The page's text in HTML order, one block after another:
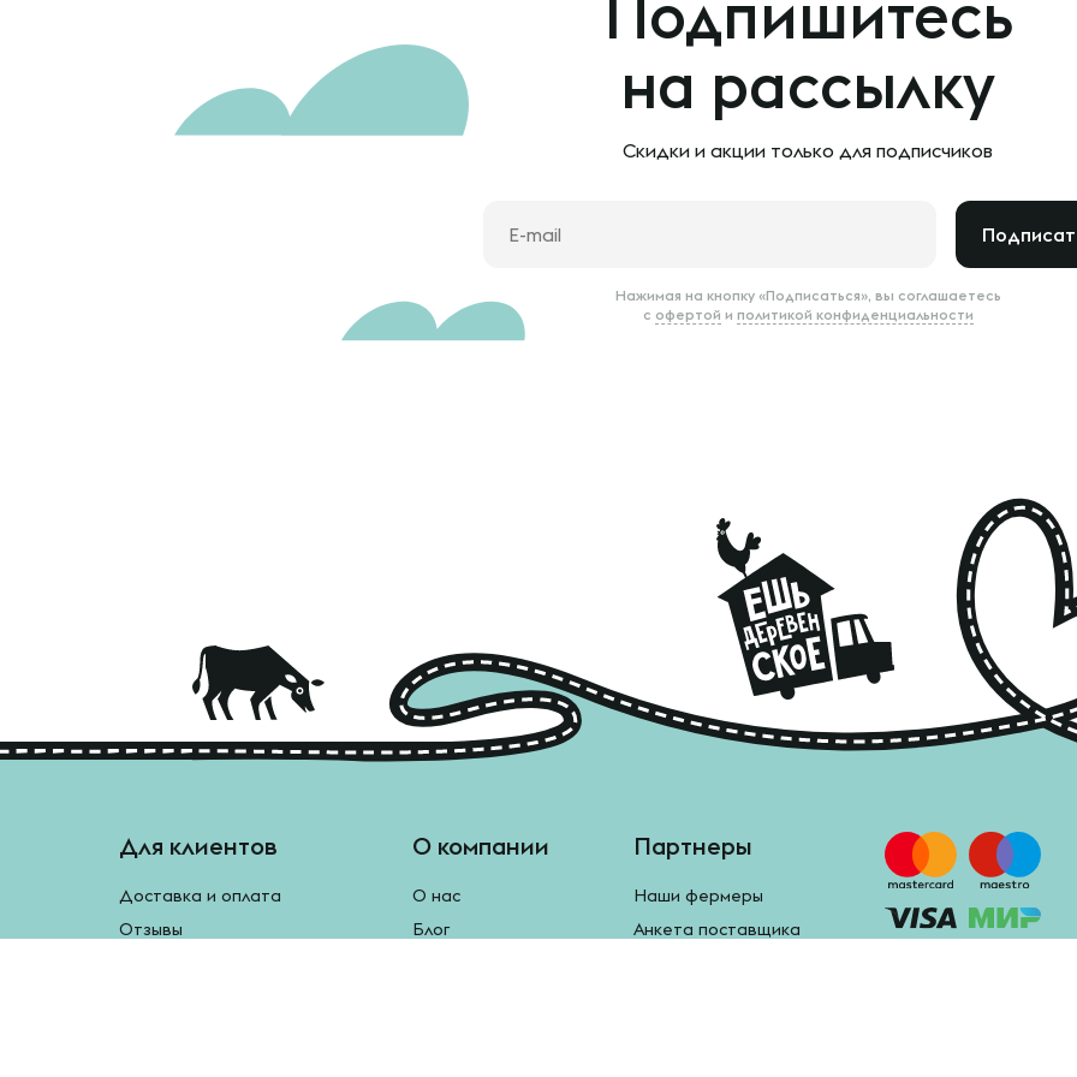
Подпишитесь
на рассылку
Скидки и акции только для подписчиков
Нажимая на кнопку «Подписаться», вы соглашаетесь
с офертой и политикой конфиденциальности
Для клиентов
Доставка и оплата
Отзывы
О компании
О нас
Блог
Партнеры
Наши фермеры
Анкета поставщика